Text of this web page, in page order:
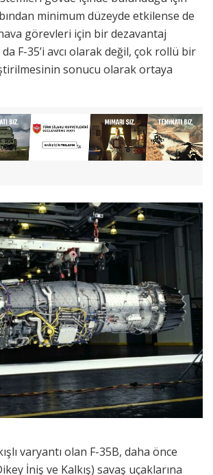
minimum düzeyde etkilense de
görevleri için bir dezavantaj
F-35’i avcı olarak değil, çok rollü bir
sonucu olarak ortaya
varyantı olan F-35B, daha önce
İniş ve Kalkış) savaş uçaklarına